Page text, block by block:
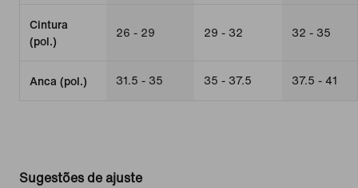
Cintura
(pol.)
26 - 29 29 - 32 32 - 35
Anca (pol.) 31.5 - 35 35 - 37.5 37.5 - 41
Sugestões de ajuste